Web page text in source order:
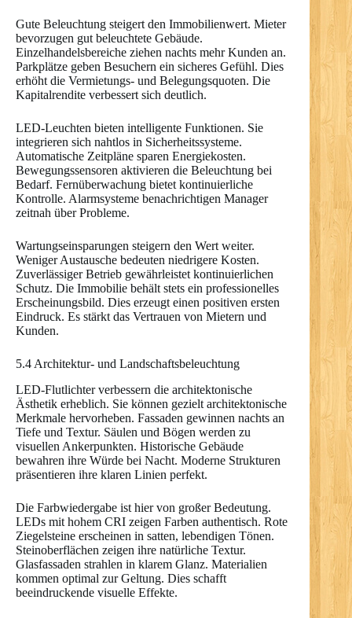
Gute Beleuchtung steigert den Immobilienwert. Mieter
bevorzugen gut beleuchtete Gebäude.
Einzelhandelsbereiche ziehen nachts mehr Kunden an.
Parkplätze geben Besuchern ein sicheres Gefühl. Dies
erhöht die Vermietungs- und Belegungsquoten. Die
Kapitalrendite verbessert sich deutlich.
LED-Leuchten bieten intelligente Funktionen. Sie
integrieren sich nahtlos in Sicherheitssysteme.
Automatische Zeitpläne sparen Energiekosten.
Bewegungssensoren aktivieren die Beleuchtung bei
Bedarf. Fernüberwachung bietet kontinuierliche
Kontrolle. Alarmsysteme benachrichtigen Manager
zeitnah über Probleme.
Wartungseinsparungen steigern den Wert weiter.
Weniger Austausche bedeuten niedrigere Kosten.
Zuverlässiger Betrieb gewährleistet kontinuierlichen
Schutz. Die Immobilie behält stets ein professionelles
Erscheinungsbild. Dies erzeugt einen positiven ersten
Eindruck. Es stärkt das Vertrauen von Mietern und
Kunden.
5.4 Architektur- und Landschaftsbeleuchtung
LED-Flutlichter verbessern die architektonische
Ästhetik erheblich. Sie können gezielt architektonische
Merkmale hervorheben. Fassaden gewinnen nachts an
Tiefe und Textur. Säulen und Bögen werden zu
visuellen Ankerpunkten. Historische Gebäude
bewahren ihre Würde bei Nacht. Moderne Strukturen
präsentieren ihre klaren Linien perfekt.
Die Farbwiedergabe ist hier von großer Bedeutung.
LEDs mit hohem CRI zeigen Farben authentisch. Rote
Ziegelsteine erscheinen in satten, lebendigen Tönen.
Steinoberflächen zeigen ihre natürliche Textur.
Glasfassaden strahlen in klarem Glanz. Materialien
kommen optimal zur Geltung. Dies schafft
beeindruckende visuelle Effekte.